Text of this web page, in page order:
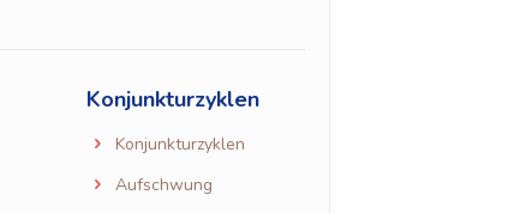
Konjunkturzyklen
Konjunkturzyklen
Aufschwung